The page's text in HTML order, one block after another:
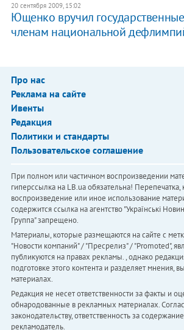
20 сентября 2009, 15:02
Ющенко вручил
членам национальной
Про нас
Реклама на сайте
Ивенты
Редакция
Политики и стандарты
Пользовательское соглашение
При полном или частичном воспроизведении
гиперссылка на LB.ua обязательна! Перепечатка,
воспроизведение или иное использование
содержится ссылка на агентство "Українськi
Группа" запрещено.
Материалы, которые размещаются на сайте с
"Новости компаний" / "Пресрелиз" / "Promoted",
публикуются на правах рекламы. , однако
подготовке этого контента и разделяет мнения,
материалах.
Редакция не несет ответственности за факты и
обнародованные в рекламных материалах.
законодательству, ответственность за
рекламодатель.